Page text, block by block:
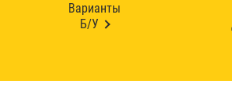
Варианты
Б/У